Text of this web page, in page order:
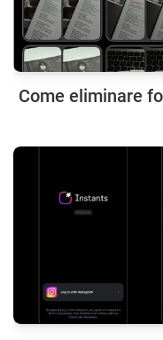
Come eliminare